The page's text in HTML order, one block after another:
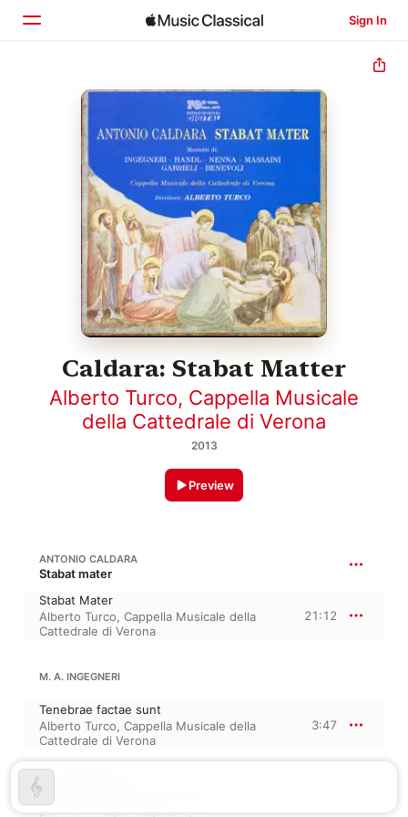
Sign In
Home
Browse
Search
Caldara: Stabat Matter
Alberto Turco, Cappella Musicale
della Cattedrale di Verona
2013
Preview
ANTONIO CALDARA
Stabat mater
Stabat Mater
Alberto Turco, Cappella Musicale della
Cattedrale di Verona
21:12
M. A. INGEGNERI
Tenebrae factae sunt
Alberto Turco, Cappella Musicale della
Cattedrale di Verona
3:47
Ecce quomodo moritur iustus